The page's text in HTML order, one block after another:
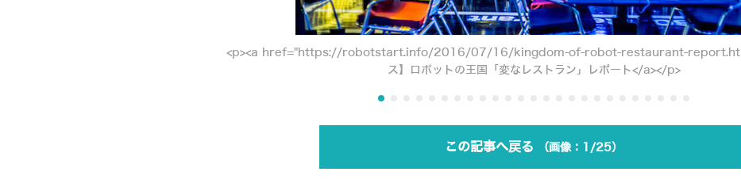
<p><a href="https://robotstart.info/2016/07/16/kingdom-of-robot-restaurant-
ス】ロボットの王国「変なレストラン」レポート</a></p>
この記事へ戻る 1/25